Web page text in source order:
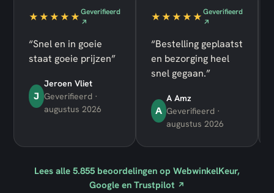
★★★★★Geverifieerd
↗
“Snel en in goeie
staat goeie prijzen”
J
Jeroen Vliet
Geverifieerd ·
augustus 2026
★★★★★Geverifieerd
↗
“Bestelling geplaatst
en bezorging heel
snel gegaan.”
A
A Amz
Geverifieerd ·
augustus 2026
Lees alle 5.855 beoordelingen op WebwinkelKeur,
Google en Trustpilot ↗